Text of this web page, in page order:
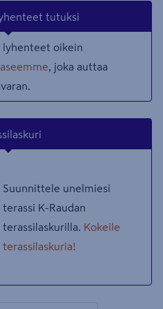
tutuksi
lyhenteet oikein
, joka auttaa
Suunnittele unelmiesi
terassi K-Raudan
terassilaskurilla. Kokeile
terassilaskuria!